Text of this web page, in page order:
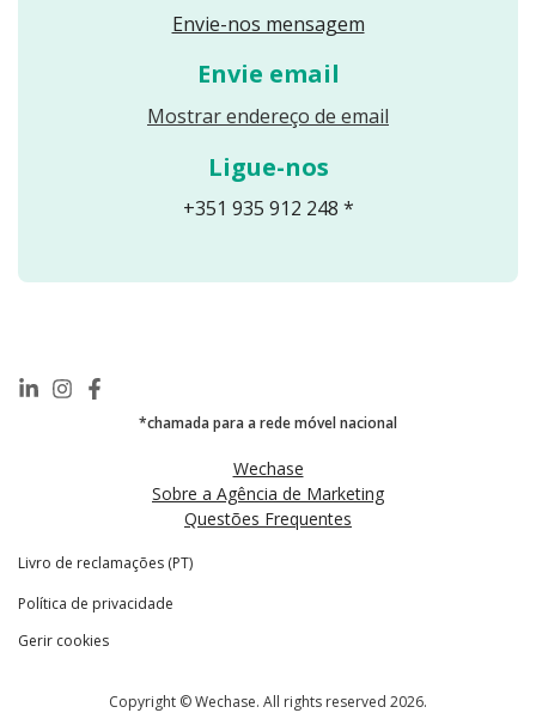
Envie-nos mensagem
Envie email
Mostrar endereço de email
Ligue-nos
+351 935 912 248 *
*chamada para a rede móvel nacional
Wechase
Sobre a Agência de Marketing
Questões Frequentes
Livro de reclamações (PT)
Política de privacidade
Gerir cookies
Copyright © Wechase. All rights reserved 2026.